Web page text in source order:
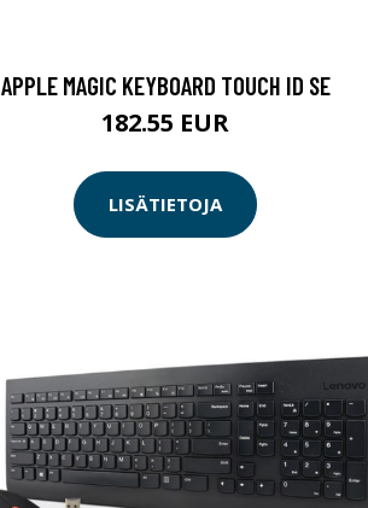
APPLE MAGIC KEYBOARD TOUCH ID SE
182.55 EUR
LISÄTIETOJA